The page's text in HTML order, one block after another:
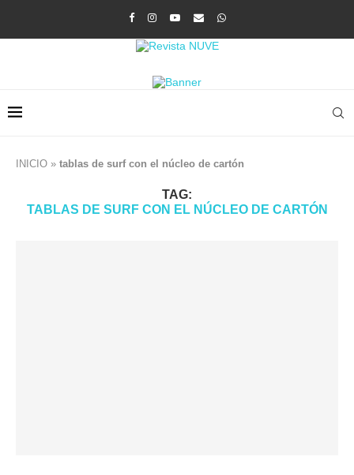
INICIO » tablas de surf con el núcleo de cartón
TAG:
TABLAS DE SURF CON EL NÚCLEO DE CARTÓN